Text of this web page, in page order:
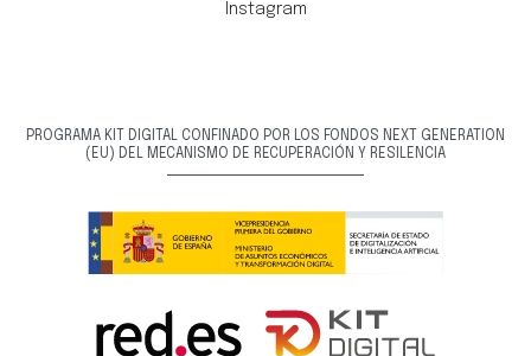
Instagram
PROGRAMA KIT DIGITAL CONFINADO POR LOS FONDOS NEXT GENERATION
(EU) DEL MECANISMO DE RECUPERACIÓN Y RESILENCIA